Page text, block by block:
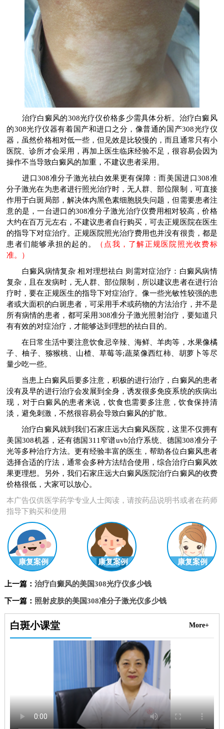
治疗白癜风的308光疗仪价格多少需具体分析。治疗白癜风
的308光疗仪器有着国产和进口之分，像普通的国产308光疗仪
器，虽然价格相对低一些，但见效是比较慢的，而且通常只有小
医院、诊所才会采用，再加上医生临床经验不足，很容易会因为
操作不当导致白癜风的加重，不建议患者采用。
进口308准分子激光祛白效果更有保障：而美国进口308准
分子激光在为患者进行照光治疗时，无人群、部位限制，可直接
作用于白斑局部，解决体内黑色素细胞脱失问题，但需要患者注
意的是，一台进口的308准分子激光治疗仪费用相对较高，价格
大约在百万元左右，不建议患者自行购买，可去正规医院在医生
的指导下对症治疗。正规医院照光治疗费用也并没有很贵，都是
患者们能够承担的起的。
（点我，了解正规医院照光收费标
准。）
白癜风病情复杂 相对理想祛白 则需对症治疗：白癜风病情
复杂，且在发病时，无人群、部位限制，所以建议患者在进行治
疗时，要在正规医生的指导下对症治疗。像一些光敏性较强的患
者或大面积的白斑患者，可采用手术或药物的方法治疗，并不是
所有病情的患者，都可采用308准分子激光照射治疗，要知道只
有有效的对症治疗，才能够达到理想的祛白目的。
在日常生活中要注意饮食忌辛辣、海鲜、羊肉等，水果像橘
子、柚子、猕猴桃、山楂、草莓等;蔬菜像西红柿、胡萝卜等尽
量少吃一些。
当患上白癜风后要多注意，积极的进行治疗，白癜风的患者
没有及早的进行治疗会发展到全身，诱发很多免疫系统的疾病出
现，对于白癜风的患者来说，饮食也需要多注意，饮食保持清
淡，避免刺激，不然很容易会导致白癜风的扩散。
治疗白癜风就到我们石家庄远大白癜风医院，这里不仅拥有
美国308机器，还有德国311窄谱uvb治疗系统、德国308准分子
光等多种治疗方法。更有经验丰富的医生，帮助各位白癜风患者
选择合适的疗法，通常会多种方法结合使用，综合治疗白癜风效
果更理想。另外，我们石家庄远大白癜风医院治疗白癜风的收费
价格很低，大家可以放心。
本广告仅供医学药学专业人士阅读，请按药品说明书或者在药师
指导下购买和使用
康复案例 康复案例 康复案例
上一篇： 治疗白癜风的美国308光疗仪多少钱
下一篇： 照射皮肤的美国308准分子激光仪多少钱
白斑小课堂 More+